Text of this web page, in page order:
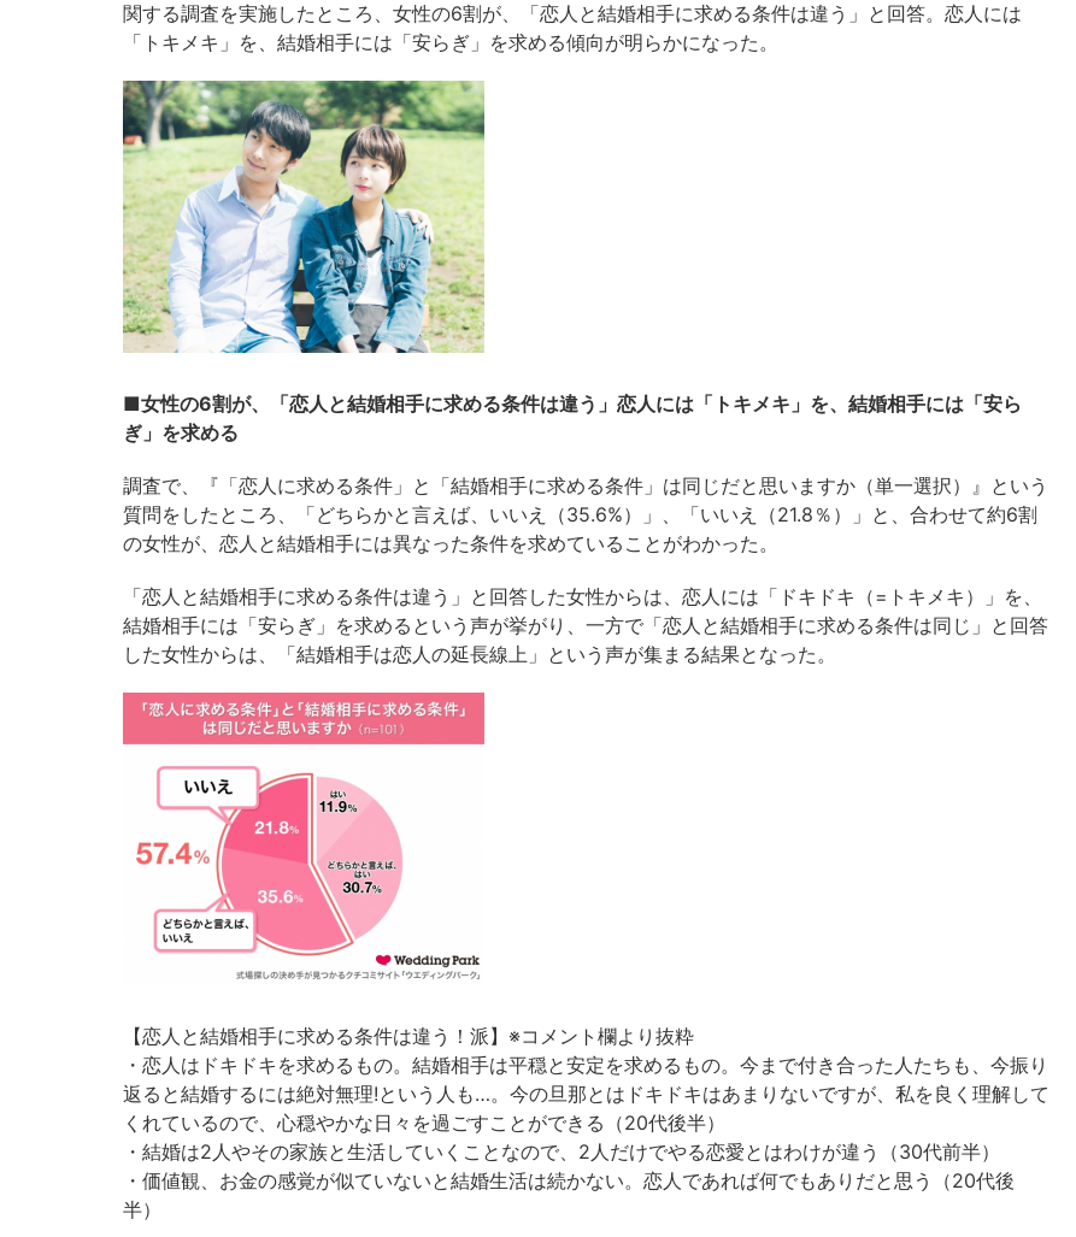
関する調査を実施したところ、女性の6割が、「恋人と結婚相手に求める条件は違う」と回答。恋人には
「トキメキ」を、結婚相手には「安らぎ」を求める傾向が明らかになった。
■女性の6割が、「恋人と結婚相手に求める条件は違う」恋人には「トキメキ」を、結婚相手には「安ら
ぎ」を求める
調査で、『「恋人に求める条件」と「結婚相手に求める条件」は同じだと思いますか（単一選択）』という
質問をしたところ、「どちらかと言えば、いいえ（35.6%）」、「いいえ（21.8％）」と、合わせて約6割
の女性が、恋人と結婚相手には異なった条件を求めていることがわかった。
「恋人と結婚相手に求める条件は違う」と回答した女性からは、恋人には「ドキドキ（=トキメキ）」を、
結婚相手には「安らぎ」を求めるという声が挙がり、一方で「恋人と結婚相手に求める条件は同じ」と回答
した女性からは、「結婚相手は恋人の延長線上」という声が集まる結果となった。
【恋人と結婚相手に求める条件は違う！派】※コメント欄より抜粋
・恋人はドキドキを求めるもの。結婚相手は平穏と安定を求めるもの。今まで付き合った人たちも、今振り
返ると結婚するには絶対無理!という人も…。今の旦那とはドキドキはあまりないですが、私を良く理解して
くれているので、心穏やかな日々を過ごすことができる（20代後半）
・結婚は2人やその家族と生活していくことなので、2人だけでやる恋愛とはわけが違う（30代前半）
・価値観、お金の感覚が似ていないと結婚生活は続かない。恋人であれば何でもありだと思う（20代後
半）